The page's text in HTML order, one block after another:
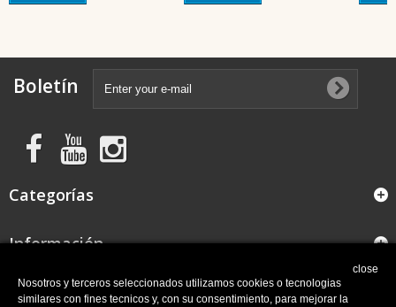
Boletín
Categorías
Información
close
Nosotros y terceros seleccionados utilizamos cookies o tecnologias
similares con fines tecnicos y, con su consentimiento, para mejorar la